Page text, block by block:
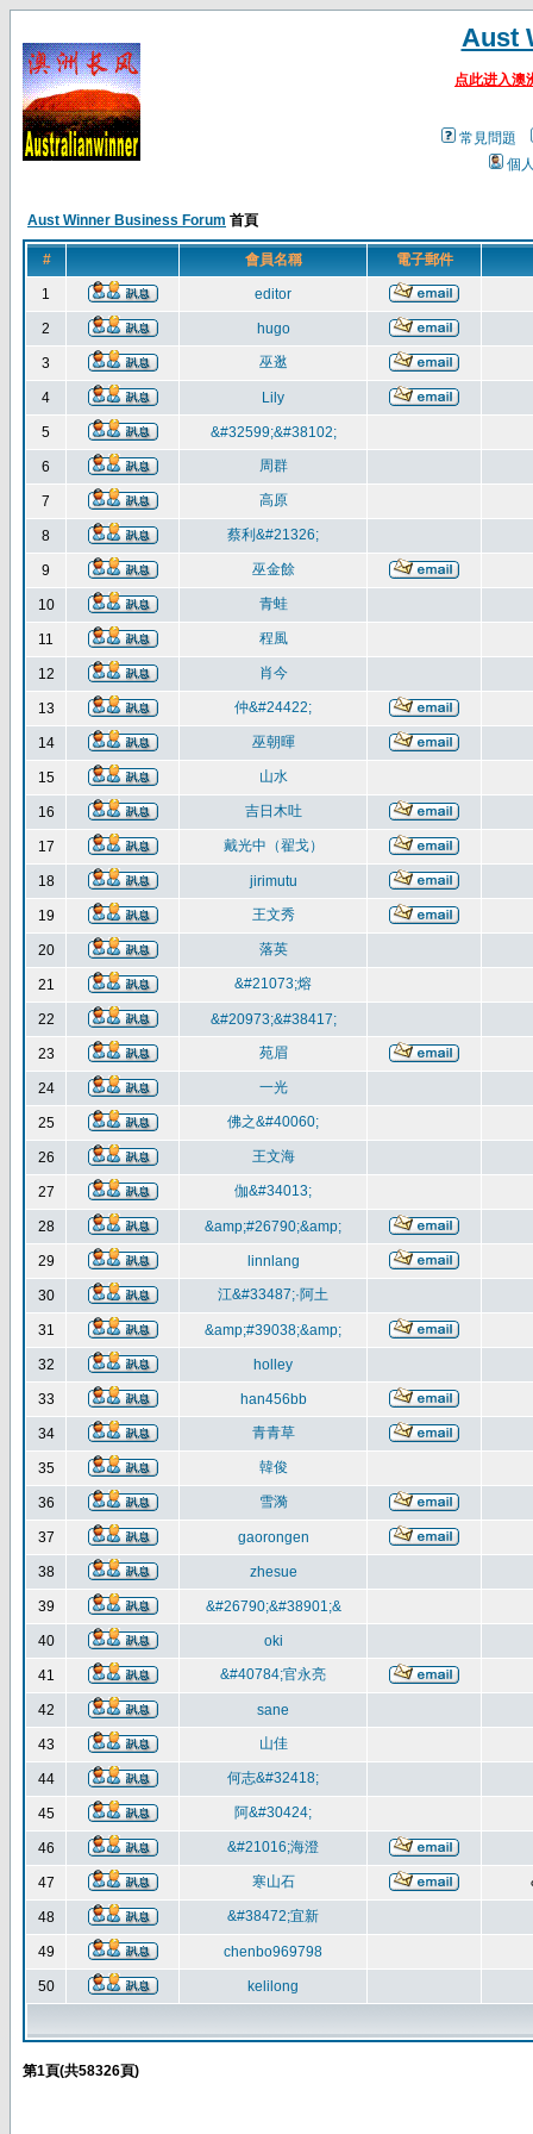
Aust
点此进入澳
常見問題
個
Aust Winner Business Forum 首頁
# 會員名稱 電子郵件
1 editor
2 hugo
3 巫逖
4 Lily
5 &#32599;&#38102;
6 周群
7 高原
8 蔡利&#21326;
9 巫金餘
10 青蛙
11 程風
12 肖今
13 仲&#24422;
14 巫朝暉
15 山水
16 吉日木吐
17 戴光中（翟戈）
18 jirimutu
19 王文秀
20 落英
21 &#21073;熔
22 &#20973;&#38417;
23 苑眉
24 一光
25 佛之&#40060;
26 王文海
27 伽&#34013;
28 &amp;#26790;&amp;
29 linnlang
30 江&#33487;·阿土
31 &amp;#39038;&amp;
32 holley
33 han456bb
34 青青草
35 韓俊
36 雪漪
37 gaorongen
38 zhesue
39 &#26790;&#38901;&
40 oki
41 &#40784;官永亮
42 sane
43 山佳
44 何志&#32418;
45 阿&#30424;
46 &#21016;海澄
47 寒山石
48 &#38472;宜新
49 chenbo969798
50 kelilong
第1頁(共58326頁)